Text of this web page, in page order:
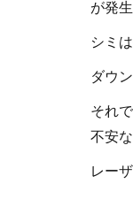
が発
シミ
ダウ
それ
不安
レー